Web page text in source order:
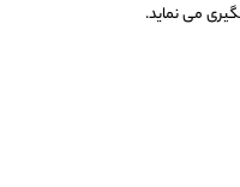
می نماید.